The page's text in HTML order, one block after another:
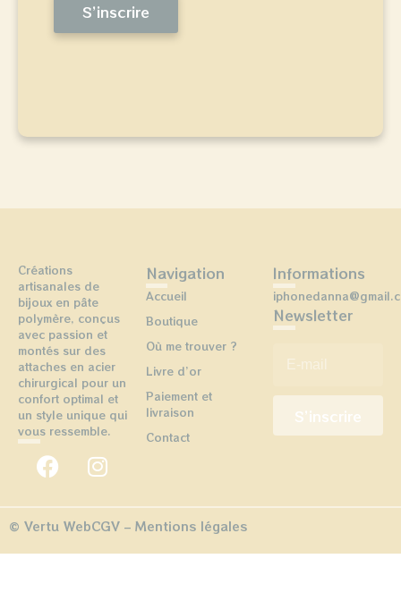
S’inscrire
Créations
artisanales de
bijoux en pâte
polymère, conçus
avec passion et
montés sur des
attaches en acier
chirurgical pour un
confort optimal et
un style unique qui
vous ressemble.
Navigation
Accueil
Boutique
Où me trouver ?
Livre d’or
Paiement et
livraison
Contact
Informations
Newsletter
© Vertu WebCGV – Mentions légales